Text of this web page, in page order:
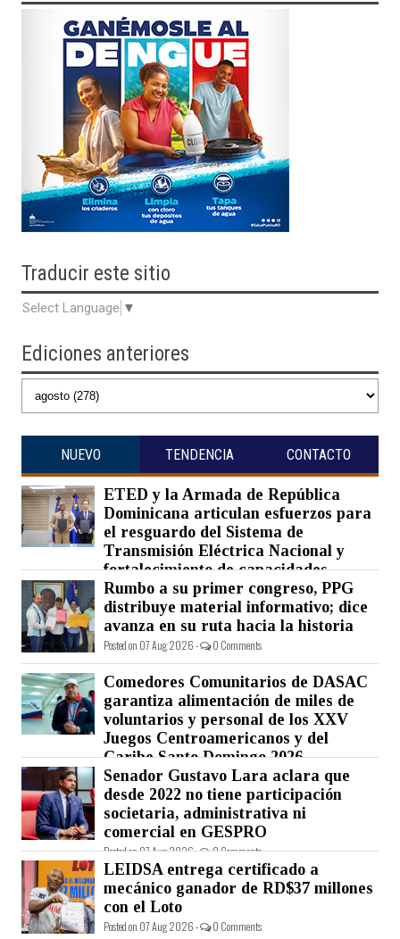
Traducir este sitio
Select Language ▼
Ediciones anteriores
NUEVO TENDENCIA CONTACTO
ETED y la Armada de República
Dominicana articulan esfuerzos para
el resguardo del Sistema de
Transmisión Eléctrica Nacional y
fortalecimiento de capacidades.
Posted on 07 Aug 2026 - 0 Comments
Rumbo a su primer congreso, PPG
distribuye material informativo; dice
avanza en su ruta hacia la historia
Posted on 07 Aug 2026 - 0 Comments
Comedores Comunitarios de DASAC
garantiza alimentación de miles de
voluntarios y personal de los XXV
Juegos Centroamericanos y del
Caribe Santo Domingo 2026
Posted on 07 Aug 2026 - 0 Comments
Senador Gustavo Lara aclara que
desde 2022 no tiene participación
societaria, administrativa ni
comercial en GESPRO
Posted on 07 Aug 2026 - 0 Comments
LEIDSA entrega certificado a
mecánico ganador de RD$37 millones
con el Loto
Posted on 07 Aug 2026 - 0 Comments